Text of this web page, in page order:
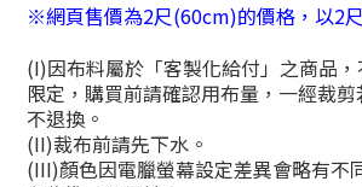
※網頁售價為2尺(60cm)的價格，以2
(I)因布料屬於「客製化給付」之商品
限定，購買前請確認用布量，一經裁
不退換。
(II)裁布前請先下水。
(III)顏色因電臘螢幕設定差異會略有不